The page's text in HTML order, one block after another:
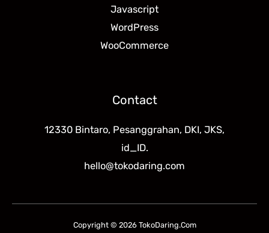
Javascript
WordPress
WooCommerce
Contact
12330 Bintaro, Pesanggrahan, DKI, JKS,
id_ID.
hello@tokodaring.com
Copyright © 2026 TokoDaring.Com